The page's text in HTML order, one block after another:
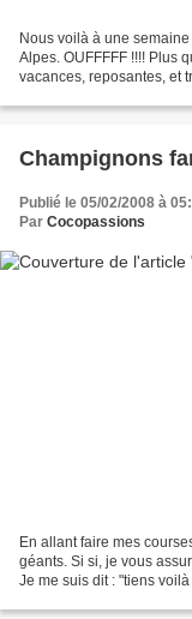
Nous voilà à une
Alpes. OUFFFFF !!!! Plus
vacances, reposantes, et
Champignons
Publié le 05/02/2008 à
Par Cocopassions
En allant faire mes
géants. Si si, je vous
Je me suis dit : "tiens